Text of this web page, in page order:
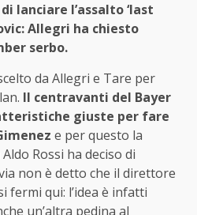
lanciare l’assalto ‘last
Allegri ha chiesto
serbo.
da Allegri e Tare per
Il centravanti del Bayer
giuste per fare
e per questo la
Rossi ha deciso di
non è detto che il direttore
fermi qui: l’idea è infatti
un’altra pedina al